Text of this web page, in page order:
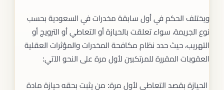
ويختلف الحكم في أول سابقة مخدرات في السعودية بحسب
نوع الجريمة، سواء تعلقت بالحيازة أو التعاطي أو الترويج أو
التهريب، حيث حدد نظام مكافحة المخدرات والمؤثرات العقلية
العقوبات المقررة للمرتكبين لأول مرة على النحو الآتي:
الحيازة بقصد التعاطي لأول مرة: من يثبت بحقه حيازة مادة